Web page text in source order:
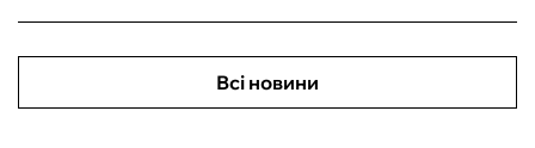
Всі новини